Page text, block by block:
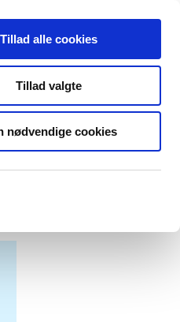
Tillad alle cookies
Tillad valgte
nødvendige cookies